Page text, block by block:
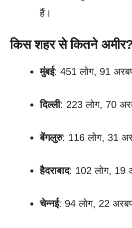
हैं।
किस शहर से कितने
मुंबई: 451 लोग, 91
दिल्ली: 223 लोग, 70
बेंगलुरु: 116 लोग, 31
हैदराबाद: 102 लोग, 19
चेन्नई: 94 लोग, 22